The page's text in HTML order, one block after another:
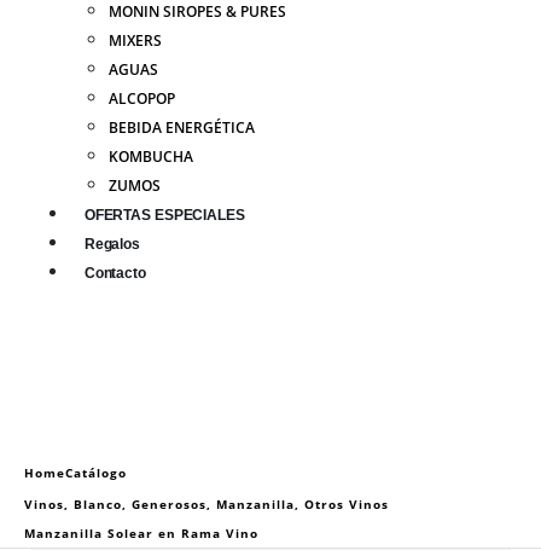
MONIN SIROPES & PURES
MIXERS
AGUAS
ALCOPOP
BEBIDA ENERGÉTICA
KOMBUCHA
ZUMOS
OFERTAS ESPECIALES
Regalos
Contacto
HomeCatálogo
Vinos, Blanco, Generosos, Manzanilla, Otros Vinos
Manzanilla Solear en Rama Vino